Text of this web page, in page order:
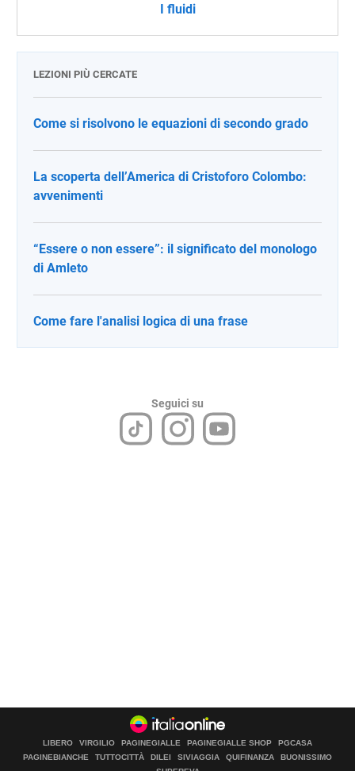
I fluidi
LEZIONI PIÙ CERCATE
Come si risolvono le equazioni di secondo grado
La scoperta dell’America di Cristoforo Colombo:
avvenimenti
“Essere o non essere”: il significato del monologo
di Amleto
Come fare l'analisi logica di una frase
Seguici su
LIBERO VIRGILIO PAGINEGIALLE PAGINEGIALLE SHOP
PGCASA
PAGINEBIANCHE
TUTTOCITTÀ DILEI SIVIAGGIA QUIFINANZA
BUONISSIMO